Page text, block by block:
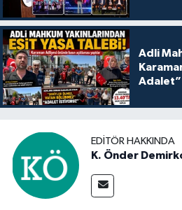
Adli
Adalet”
EDITÖR HAKKINDA
K. Önder